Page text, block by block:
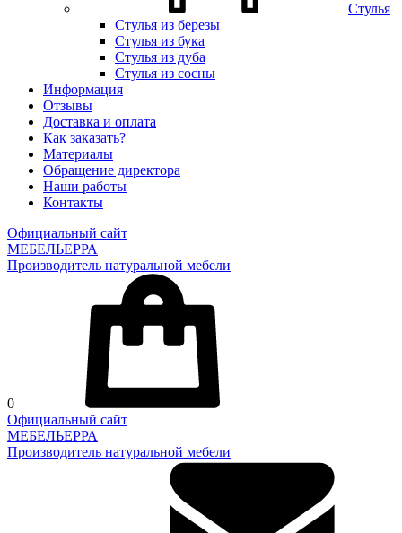
Стулья
Стулья из березы
Стулья из бука
Стулья из дуба
Стулья из сосны
Информация
Отзывы
Доставка и оплата
Как заказать?
Материалы
Обращение директора
Наши работы
Контакты
Официальный сайт
МЕБЕЛЬЕРРА
Производитель натуральной мебели
0
Официальный сайт
МЕБЕЛЬЕРРА
Производитель натуральной мебели